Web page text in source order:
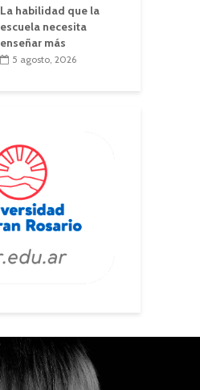
La habilidad que la
escuela necesita
enseñar más
5 agosto, 2026